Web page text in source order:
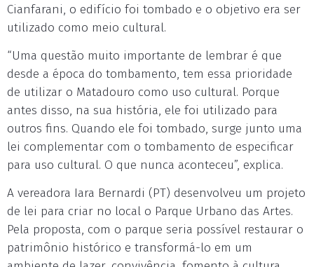
Cianfarani, o edifício foi tombado e o objetivo era ser
utilizado como meio cultural.
“Uma questão muito importante de lembrar é que
desde a época do tombamento, tem essa prioridade
de utilizar o Matadouro como uso cultural. Porque
antes disso, na sua história, ele foi utilizado para
outros fins. Quando ele foi tombado, surge junto uma
lei complementar com o tombamento de especificar
para uso cultural. O que nunca aconteceu”, explica.
A vereadora Iara Bernardi (PT) desenvolveu um projeto
de lei para criar no local o Parque Urbano das Artes.
Pela proposta, com o parque seria possível restaurar o
patrimônio histórico e transformá-lo em um